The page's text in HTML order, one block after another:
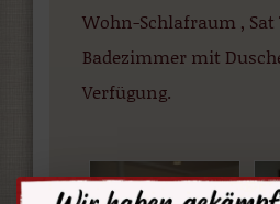
Wohn-Schlafraum , Sat
Badezimmer mit
Verfügung.